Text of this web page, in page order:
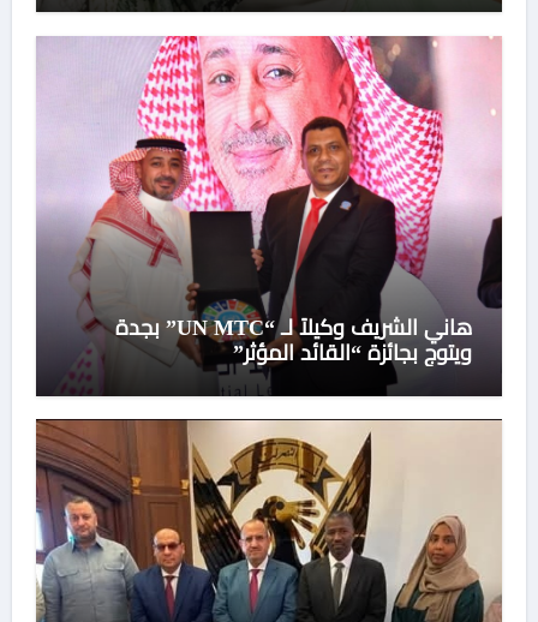
هاني الشريف وكيلاً لـ “UN MTC” بجدة
ويتوج بجائزة “القائد المؤثر”